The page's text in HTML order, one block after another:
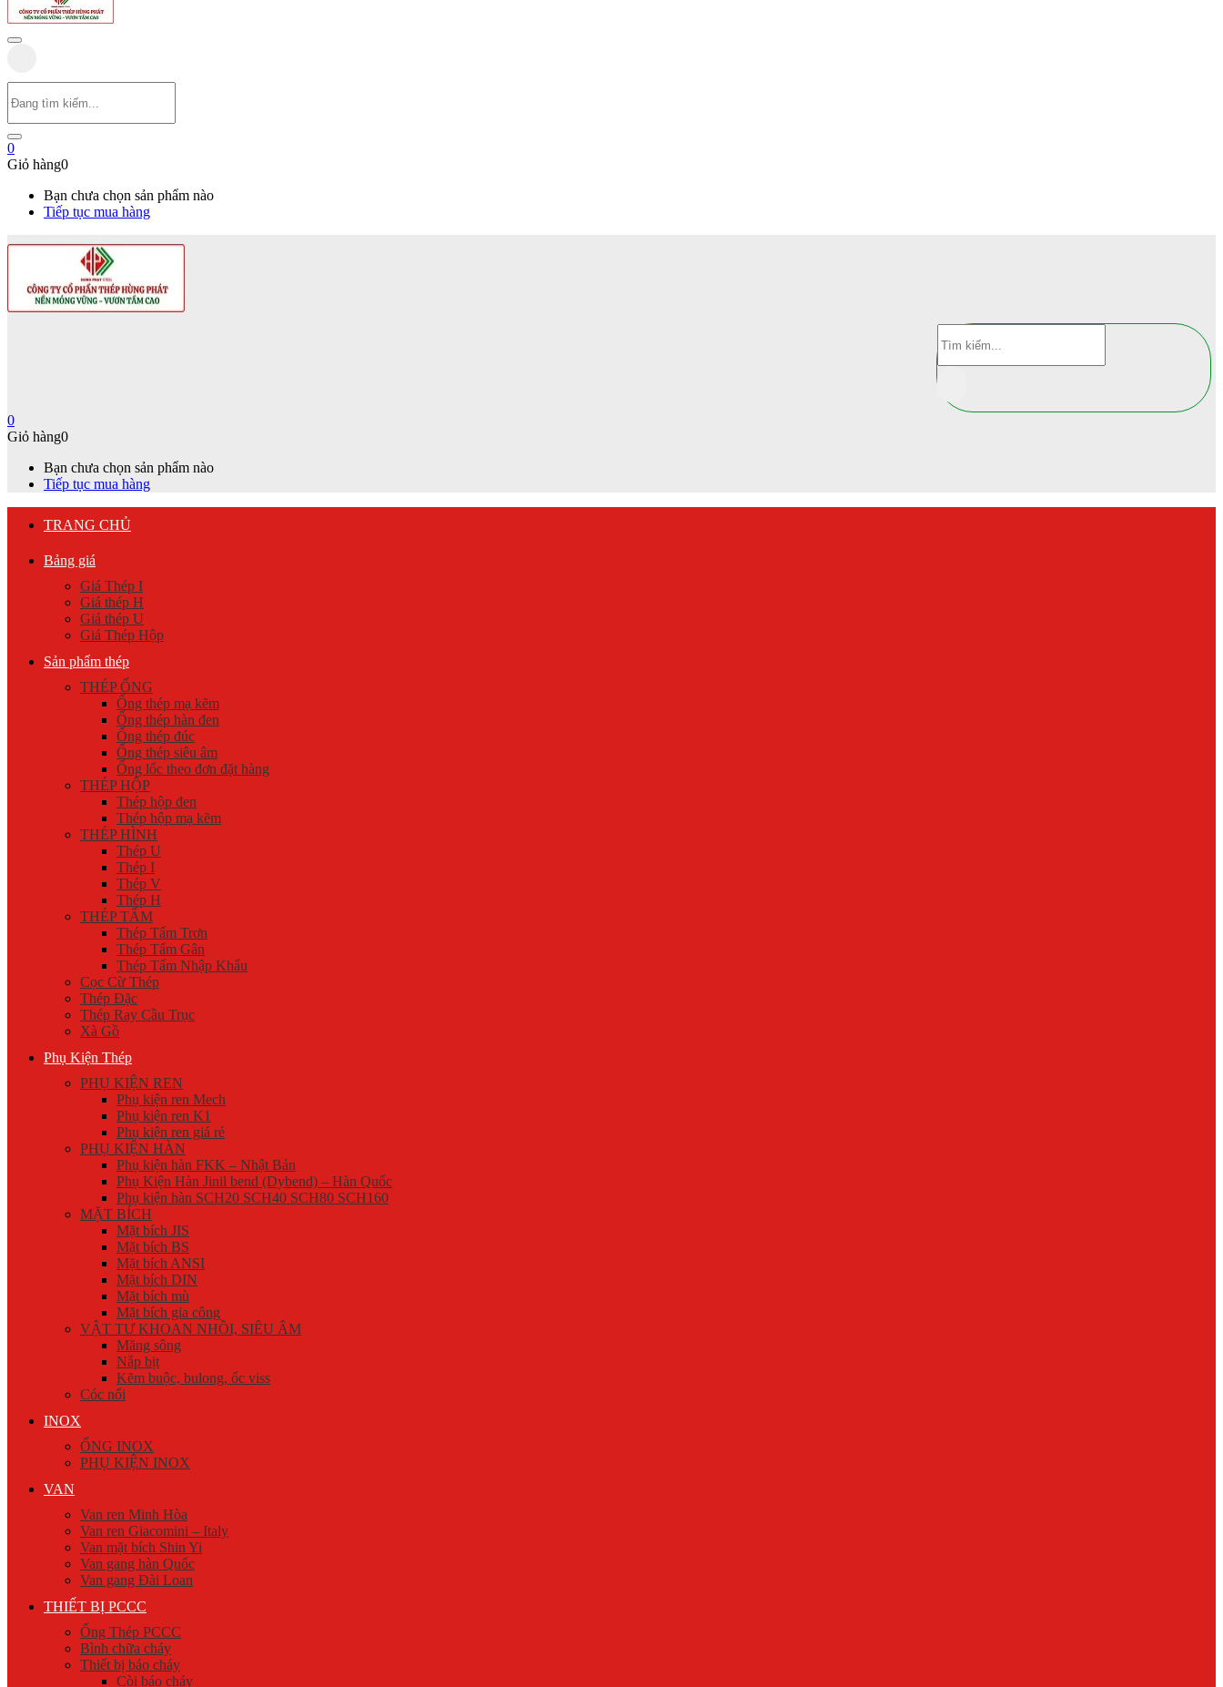
0
Giỏ hàng0
Bạn chưa chọn sản phẩm nào
Tiếp tục mua hàng
0
Giỏ hàng0
Bạn chưa chọn sản phẩm nào
Tiếp tục mua hàng
TRANG CHỦ
Bảng giá
Giá Thép I
Giá thép H
Giá thép U
Giá Thép Hộp
Sản phẩm thép
THÉP ỐNG
Ống thép mạ kẽm
Ống thép hàn đen
Ống thép đúc
Ống thép siêu âm
Ống lốc theo đơn đặt hàng
THÉP HỘP
Thép hộp đen
Thép hộp mạ kẽm
THÉP HÌNH
Thép U
Thép I
Thép V
Thép H
THÉP TẤM
Thép Tấm Trơn
Thép Tấm Gân
Thép Tấm Nhập Khẩu
Cọc Cừ Thép
Thép Đặc
Thép Ray Cầu Trục
Xà Gồ
Phụ Kiện Thép
PHỤ KIỆN REN
Phụ kiện ren Mech
Phụ kiện ren K1
Phụ kiện ren giá rẻ
PHỤ KIỆN HÀN
Phụ kiện hàn FKK – Nhật Bản
Phụ Kiện Hàn Jinil bend (Dybend) – Hàn Quốc
Phụ kiện hàn SCH20 SCH40 SCH80 SCH160
MẶT BÍCH
Mặt bích JIS
Mặt bích BS
Mặt bích ANSI
Mặt bích DIN
Mặt bích mù
Mặt bích gia công
VẬT TƯ KHOAN NHỒI, SIÊU ÂM
Măng sông
Nắp bịt
Kẽm buộc, bulong, ốc viss
Cóc nối
INOX
ỐNG INOX
PHỤ KIỆN INOX
VAN
Van ren Minh Hòa
Van ren Giacomini – Italy
Van mặt bích Shin Yi
Van gang hàn Quốc
Van gang Đài Loan
THIẾT BỊ PCCC
Ống Thép PCCC
Bình chữa cháy
Thiết bị báo cháy
Còi báo cháy